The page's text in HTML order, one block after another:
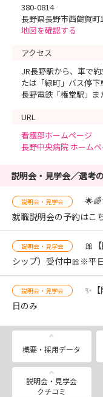
380-0814
長野県長野市西鶴賀町
地図を確認する
アクセス
JR長野駅から、車で
たは「緑町」バス停下
長野電鉄「権堂駅」ま
URL
看護部ホームページ
長野中央病院 ホーム
説明会・見学会／選考
説明会・見学会
就職説明会の予約はこ
説明会・見学会
🎀
シップ）受付中🎀※平
説明会・見学会
✨
日のみ
概要・採用データ
説明会・見学会
クチコミ